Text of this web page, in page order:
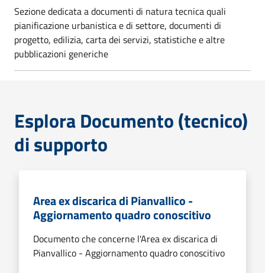
Sezione dedicata a documenti di natura tecnica quali
pianificazione urbanistica e di settore, documenti di
progetto, edilizia, carta dei servizi, statistiche e altre
pubblicazioni generiche
Esplora Documento (tecnico)
di supporto
Area ex discarica di Pianvallico -
Aggiornamento quadro conoscitivo
Documento che concerne l'Area ex discarica di
Pianvallico - Aggiornamento quadro conoscitivo